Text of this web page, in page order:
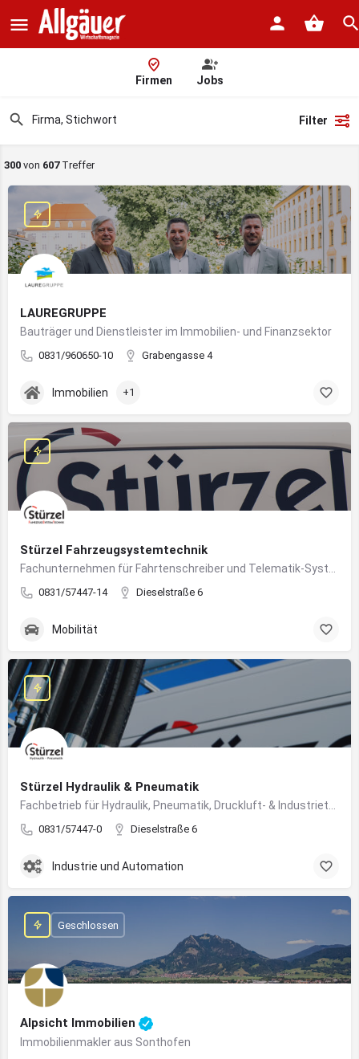
Firmen Jobs
Filter
300 von 607Treffer
LAUREGRUPPE
Bauträger und Dienstleister im Immobilien- und Finanzsektor
0831/960650-10 Grabengasse 4
Immobilien +1
Stürzel Fahrzeugsystemtechnik
0831/57447-14 Dieselstraße 6
Mobilität
Stürzel Hydraulik & Pneumatik
0831/57447-0 Dieselstraße 6
Industrie und Automation
Alpsicht Immobilien
Immobilienmakler aus Sonthofen
Geschlossen